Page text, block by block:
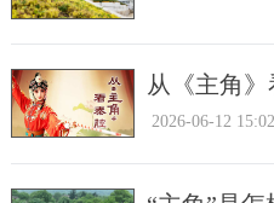
从《主角》
2026-06-12